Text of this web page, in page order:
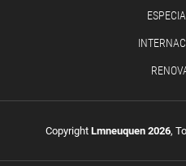
Copyright Lmneuquen 2026,